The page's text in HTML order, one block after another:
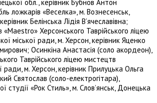
обл., керівник Бубнов Антон
ложкарів «Веселка», м. Вознесенськ,
Белінська Лідія В’ячеславівна;
«Maestro» Херсонського Таврійського ліцею
міської ради, м. Херсон, керівник Яценко
Осинкіна Анастасія (соло акордеон),
Таврійського ліцею мистецтв
ради, м. Херсон, керівник Прилуцька Ольга
Святослав (соло-електрогітара),
студії «Рок Стиль», м. Слов’янськ, Донецька